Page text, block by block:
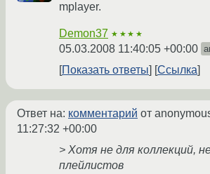
mplayer.
Demon37 ★★★★
05.03.2008 11:40:05 +00:00
Показать ответы Ссылка
Ответ на: комментарий от
11:27:32 +00:00
> Хотя не для коллекций,
плейлистов